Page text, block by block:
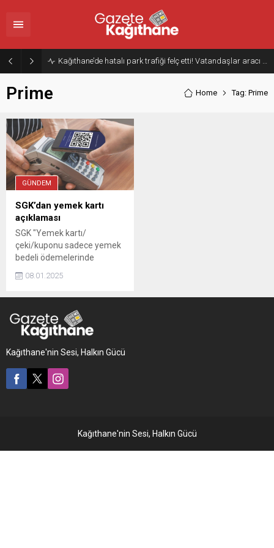
Prime Home Tag: Prime
GÜNDEM
SGK’dan yemek kartı
açıklaması
SGK "Yemek kartı/
çeki/kuponu sadece yemek
bedeli ödemelerinde
tutar prime esas kazanca
08.01.2025
Kağıthane'nin Sesi, Halkın Gücü
Kağıthane'nin Sesi, Halkın Gücü